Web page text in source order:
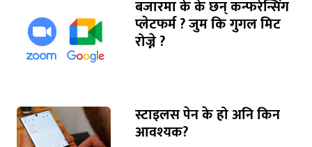
बजारमा के के छन् कन्फरेन्सिंग
प्लेटफर्म ? जुम कि गुगल मिट
रोज्ने ?
स्टाइलस पेन के हो अनि किन
आवश्यक?